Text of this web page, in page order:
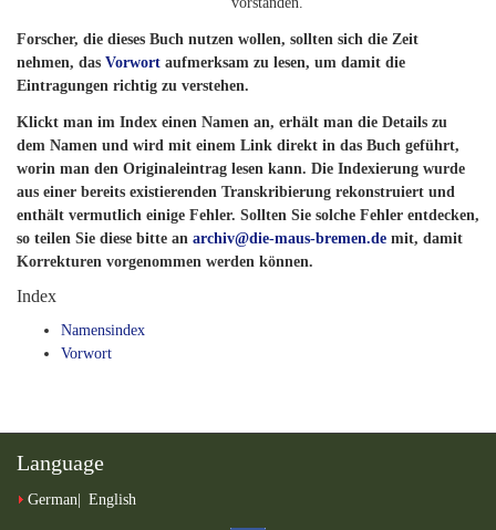
Forscher, die dieses Buch nutzen wollen, sollten sich die Zeit
nehmen, das Vorwort aufmerksam zu lesen, um damit die
Eintragungen richtig zu verstehen.
Klickt man im Index einen Namen an, erhält man die Details zu
dem Namen und wird mit einem Link direkt in das Buch geführt,
worin man den Originaleintrag lesen kann. Die Indexierung wurde
aus einer bereits existierenden Transkribierung rekonstruiert und
enthält vermutlich einige Fehler. Sollten Sie solche Fehler entdecken,
so teilen Sie diese bitte an archiv@die-maus-bremen.de mit, damit
Korrekturen vorgenommen werden können.
Index
Namensindex
Vorwort
Language
German English